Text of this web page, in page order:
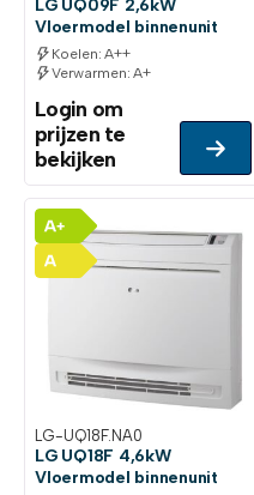
Koelen: A++
Verwarmen: A+
LG UQ09F 2,6kW
Vloermodel binnenunit
Login om
prijzen te
bekijken
LG-UQ18F.NA0
LG UQ18F 4,6kW
Vloermodel binnenunit